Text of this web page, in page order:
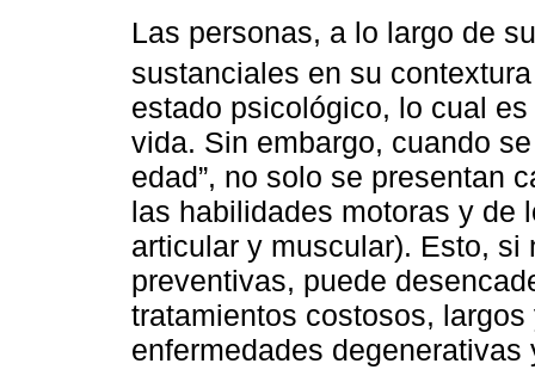
Las personas, a lo largo de
sustanciales en su
estado psicológico, lo cual
vida. Sin embargo, cuando
edad”, no solo se presentan
las habilidades motoras y de
articular y muscular). Esto,
preventivas, puede
tratamientos costosos,
enfermedades degenerativas